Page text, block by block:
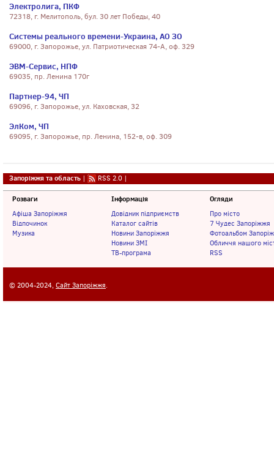
Электролига, ПКФ
72318, г. Мелитополь, бул. 30 лет Победы, 40
Системы реального времени-Украина, АО ЗО
69000, г. Запорожье, ул. Патриотическая 74-А, оф. 329
ЭВМ-Сервис, НПФ
69035, пр. Ленина 170г
Партнер-94, ЧП
69096, г. Запорожье, ул. Каховская, 32
ЭлКом, ЧП
69095, г. Запорожье, пр. Ленина, 152-в, оф. 309
Запоріжжя та область | RSS 2.0 |
Розваги
Афіша Запоріжжя
Відпочинок
Музика
Інформація
Довідник підприємств
Каталог сайтів
Новини Запоріжжя
Новини ЗМІ
ТВ-програма
Огляди
Про місто
7 Чудес Запоріжжя
Фотоальбом
Обличчя нашого
RSS
© 2004-2024, Сайт Запоріжжя.